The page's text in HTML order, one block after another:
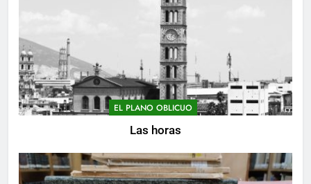
EL PLANO OBLICUO
Las horas